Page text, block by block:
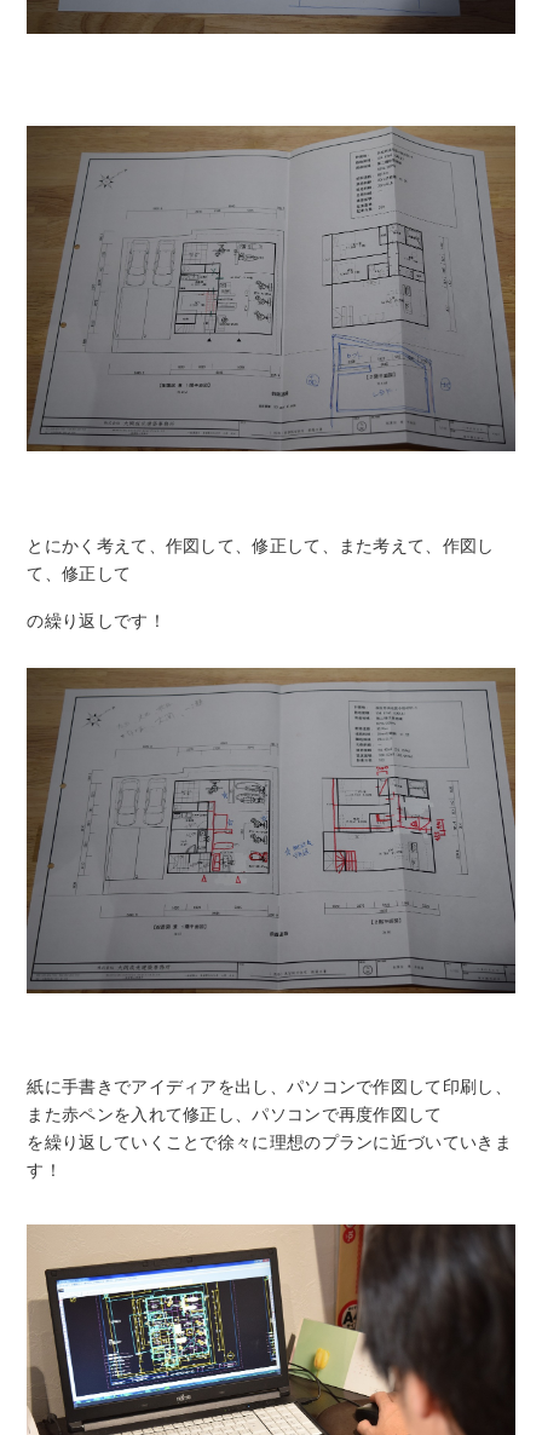
とにかく考えて、作図して、修正して、また考えて、作図し
て、修正して
の繰り返しです！
紙に手書きでアイディアを出し、パソコンで作図して印刷し、
また赤ペンを入れて修正し、パソコンで再度作図して
を繰り返していくことで徐々に理想のプランに近づいていきま
す！